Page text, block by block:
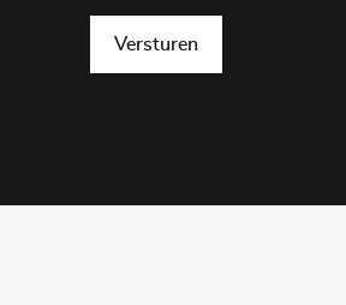
Versturen